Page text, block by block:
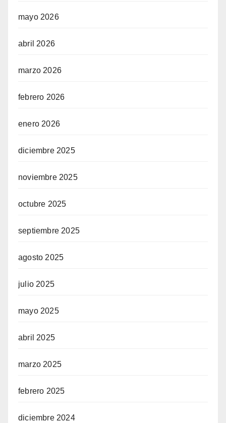
mayo 2026
abril 2026
marzo 2026
febrero 2026
enero 2026
diciembre 2025
noviembre 2025
octubre 2025
septiembre 2025
agosto 2025
julio 2025
mayo 2025
abril 2025
marzo 2025
febrero 2025
diciembre 2024